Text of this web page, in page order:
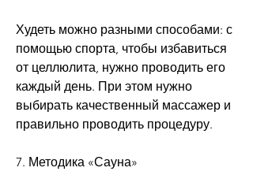
Худеть можно разными способами: с
помощью спорта, чтобы избавиться
от целлюлита, нужно проводить его
каждый день. При этом нужно
выбирать качественный массажер и
правильно проводить процедуру.
7. Методика «Сауна»